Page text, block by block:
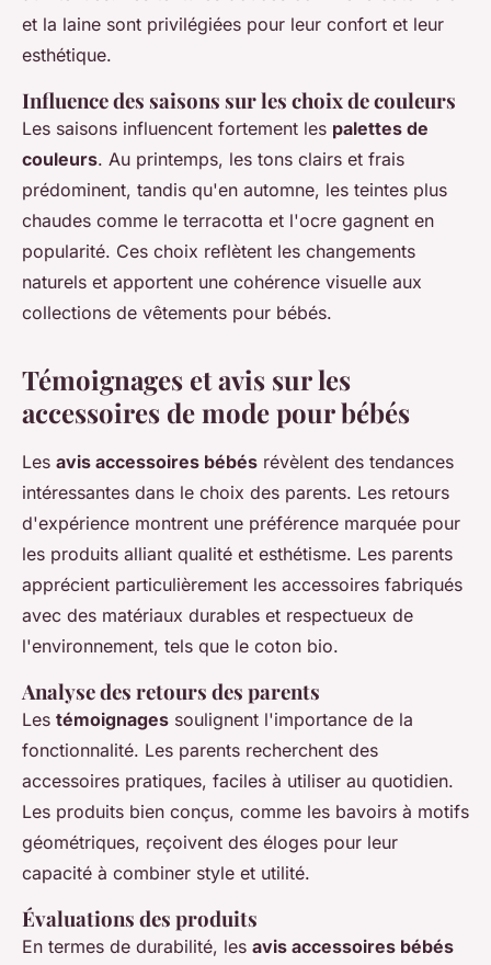
et la laine sont privilégiées pour leur confort et leur
esthétique.
Influence des saisons sur les choix de couleurs
Les saisons influencent fortement les palettes de
couleurs. Au printemps, les tons clairs et frais
prédominent, tandis qu'en automne, les teintes plus
chaudes comme le terracotta et l'ocre gagnent en
popularité. Ces choix reflètent les changements
naturels et apportent une cohérence visuelle aux
collections de vêtements pour bébés.
Témoignages et avis sur les
accessoires de mode pour bébés
Les avis accessoires bébés révèlent des tendances
intéressantes dans le choix des parents. Les retours
d'expérience montrent une préférence marquée pour
les produits alliant qualité et esthétisme. Les parents
apprécient particulièrement les accessoires fabriqués
avec des matériaux durables et respectueux de
l'environnement, tels que le coton bio.
Analyse des retours des parents
Les témoignages soulignent l'importance de la
fonctionnalité. Les parents recherchent des
accessoires pratiques, faciles à utiliser au quotidien.
Les produits bien conçus, comme les bavoirs à motifs
géométriques, reçoivent des éloges pour leur
capacité à combiner style et utilité.
Évaluations des produits
En termes de durabilité, les avis accessoires bébés